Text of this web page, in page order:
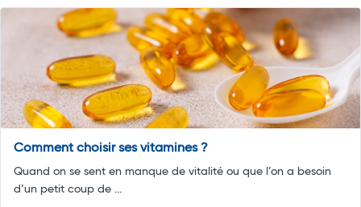
Comment choisir ses vitamines ?
Quand on se sent en manque de vitalité ou que l’on a besoin
d’un petit coup de ...